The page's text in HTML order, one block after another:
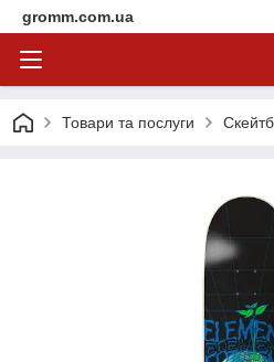
gromm.com.ua
Товари та послуги